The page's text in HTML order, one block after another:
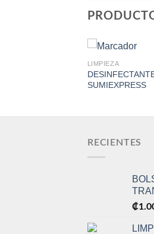
LIMPIEZA
SUMIEXPRESS
RECIENTES
₡